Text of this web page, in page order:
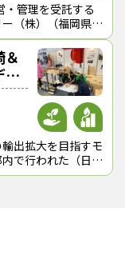
・管理を受託する
（株）（福岡県筑
岡・大分両県内で
ル
出拡大を目指すモ
で行われた（日本
活用して海外市場